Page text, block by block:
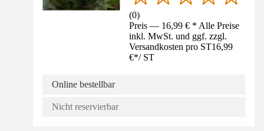
(0)
Preis — 16,99 € * Alle Preise
inkl. MwSt. und ggf. zzgl.
Versandkosten pro ST16,99
€*/ ST
Online bestellbar
Nicht reservierbar